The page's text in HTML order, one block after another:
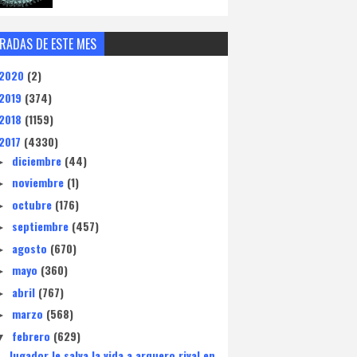
DE ESTE MES
2020 (2)
2019 (374)
2018 (1159)
2017 (4330)
diciembre (44)
noviembre (1)
octubre (176)
septiembre (457)
agosto (670)
mayo (360)
abril (767)
marzo (568)
febrero (629)